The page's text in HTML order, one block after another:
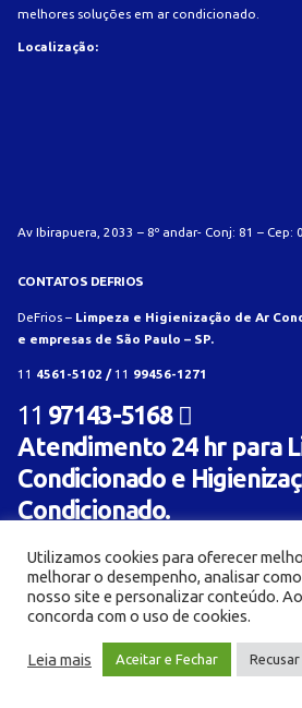
melhores soluções em ar condicionado.
Localização:
Av Ibirapuera, 2033 – 8º andar- Conj: 81 – Cep:
CONTATOS DEFRIOS
DeFrios – Limpeza e Higienização de Ar
e empresas de São Paulo – SP.
11 4561-5102 / 11 99456-1271
11 97143-5168
Atendimento 24 hr para
Condicionado e
Condicionado.
© Limpeza e Higienização de aparelho de ar
Defrios 2018. Criado com
por:AL Mídia Digital
Utilizamos cookies para oferecer
melhorar o desempenho, analisar
nosso site e personalizar conteúdo.
concorda com o uso de cookies.
Leia mais Aceitar e Fechar